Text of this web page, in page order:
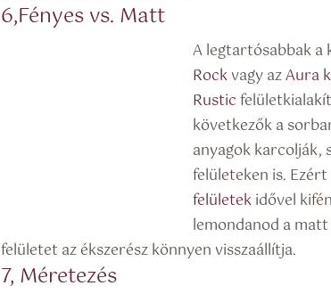
6,Fényes vs. Matt
A legtartósabbak
Rockvagy azAura
Rustic
következők a
anyagok karcolják,
felületeken is.
felületekidővel
lemondanod a
felületet az ékszerész könnyen visszaállítja.
7, Méretezés